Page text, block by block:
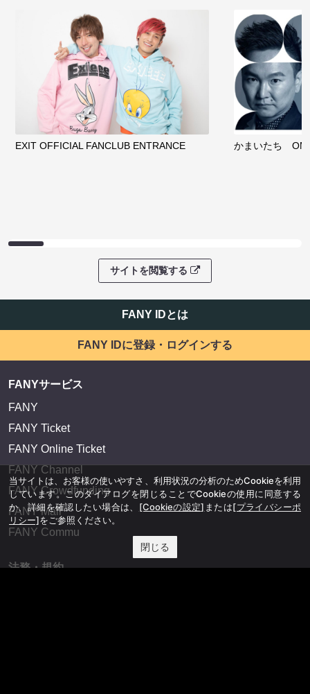
EXIT OFFICIAL FANCLUB ENTRANCE かまいたち
サイトを閲覧する
FANY IDとは
FANY IDに登録・ログインする
FANYサービス
FANY
FANY Ticket
FANY Online Ticket
FANY Channel
FANY Crowdfunding
FANY Mall
FANY Commu
法務・規約
当サイトは、お客様の使いやすさ、利用状況の分析のためCookieを利用
しています。このダイアログを閉じることでCookieの使用に同意する
か、詳細を確認したい場合は、 [Cookieの設定] または[プライバシーポ
リシー]をご参照ください。
閉じる